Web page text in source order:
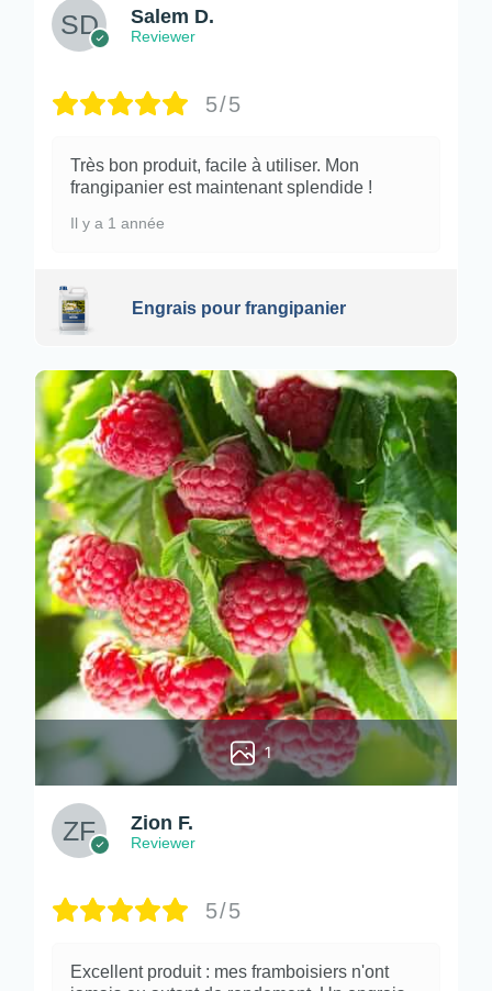
Salem D.
Reviewer
5/5
Très bon produit, facile à utiliser. Mon
frangipanier est maintenant splendide !
Il y a 1 année
Engrais pour frangipanier
1
Zion F.
Reviewer
5/5
Excellent produit : mes framboisiers n'ont